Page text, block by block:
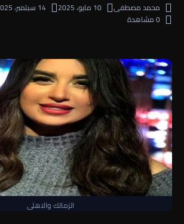
محمد مصطفى 10 مايو، 2025 14 سبتمبر، 2025
0 مشاهدة
الزمالك والاهلى